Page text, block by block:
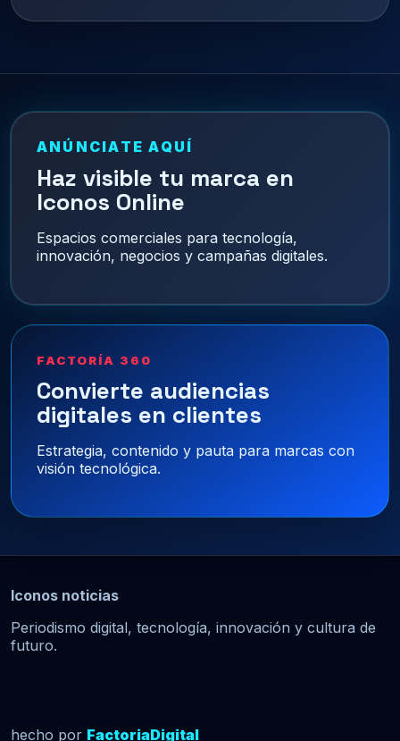
ANÚNCIATE AQUÍ
Haz visible tu marca en
Iconos Online
Espacios comerciales para tecnología,
innovación, negocios y campañas digitales.
FACTORÍA 360
Convierte audiencias
digitales en clientes
Estrategia, contenido y pauta para marcas con
visión tecnológica.
Iconos noticias
Periodismo digital, tecnología, innovación y cultura de
futuro.
hecho por FactoriaDigital